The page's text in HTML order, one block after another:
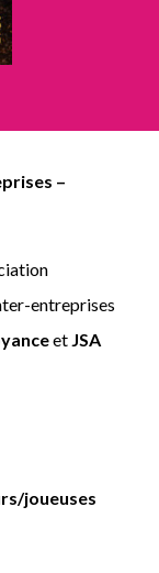
–
entreprises
et JSA
joueuses